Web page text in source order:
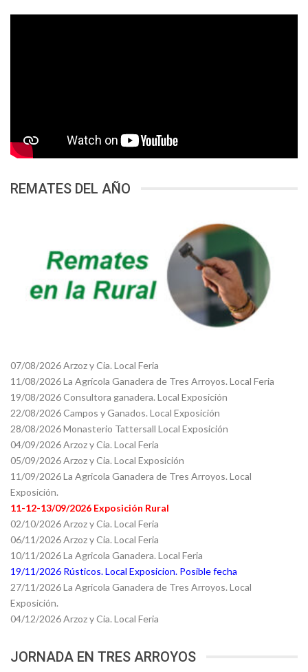
REMATES DEL AÑO
07/08/2026 Arzoz y Cia. Local Feria
11/08/2026 La Agrícola Ganadera de Tres Arroyos. Local Feria
19/08/2026 Consultora ganadera. Local Exposición
22/08/2026 Campos y Ganados. Local Exposición
28/08/2026 Monasterio Tattersall Local Exposición
04/09/2026 Arzoz y Cia. Local Feria
05/09/2026 Arzoz y Cia. Local Exposición
11/09/2026 La Agricola Ganadera de Tres Arroyos. Local
Exposición.
11-12-13/09/2026 Exposición Rural
02/10/2026 Arzoz y Cia. Local Feria
06/11/2026 Arzoz y Cia. Local Feria
10/11/2026 La Agricola Ganadera. Local Feria
19/11/2026 Rústicos. Local Exposicion. Posible fecha
27/11/2026 La Agricola Ganadera de Tres Arroyos. Local
Exposición.
04/12/2026 Arzoz y Cia. Local Feria
JORNADA EN TRES ARROYOS